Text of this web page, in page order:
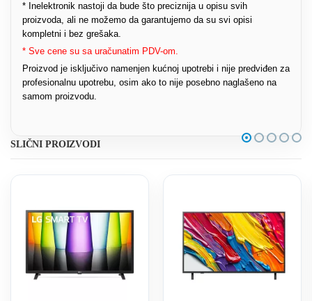
* Inelektronik nastoji da bude što preciznija u opisu svih
proizvoda, ali ne možemo da garantujemo da su svi opisi
kompletni i bez grešaka.
* Sve cene su sa uračunatim PDV-om.
Proizvod je isključivo namenjen kućnoj upotrebi i nije predviđen za
profesionalnu upotrebu, osim ako to nije posebno naglašeno na
samom proizvodu.
SLIČNI PROIZVODI